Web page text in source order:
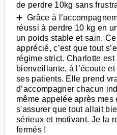
de perdre 10kg sans
➕ Grâce à
réussi à perdre 10 kg en
un poids stable et sain.
apprécié, c’est que tout
régime strict. Charlotte
bienveillante, à l’écoute
ses patients. Elle prend
d’accompagner chacun
même appelée après
s'assurer que tout allait
sérieux et motivant. Je la
fermés !